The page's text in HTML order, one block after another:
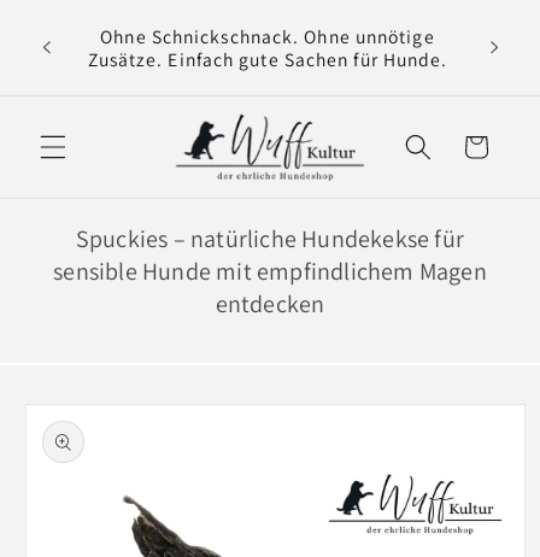
Inhalt
Ohne Schnickschnack. Ohne unnötige
Zusätze. Einfach gute Sachen für Hunde.
Wir
Warenkorb
Spuckies – natürliche Hundekekse für
sensible Hunde mit empfindlichem Magen
entdecken